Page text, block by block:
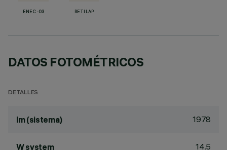
ENEC-03 RETILAP
DATOS FOTOMÉTRICOS
DETALLES
lm (sistema) 1978
W system 14.5